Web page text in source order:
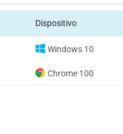
Dispositivo
Windows 10
Chrome 100